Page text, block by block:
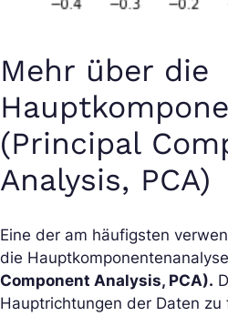
Mehr über die
(Principal
Analysis, PCA)
Eine der am häufigsten
die Hauptkomponentenanalyse
Component Analysis, PCA).
Hauptrichtungen der Daten